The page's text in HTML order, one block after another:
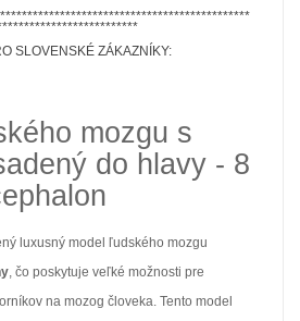
SLOVENSKÉ ZÁKAZNÍKY:
mozgu s
do hlavy - 8
luxusný model ľudského mozgu
, čo poskytuje veľké možnosti pre
na mozog človeka. Tento model